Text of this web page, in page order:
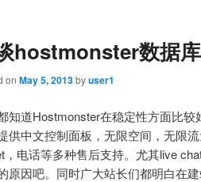
hostmonster数据
on May 5, 2013byuser1
知道Hostmonster在稳定性方面比
供中文控制面板，无限空间，无限
，电话等多种售后支持。尤其live
原因吧。同时广大站长们都明白在